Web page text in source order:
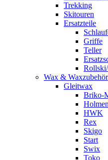
Trekking
Skitouren
Ersatzteile
Griffe
Teller
Wax & Waxzubehör
Gleitwax
Briko-
HWK
Rex
Skigo
Start
Swix
Toko